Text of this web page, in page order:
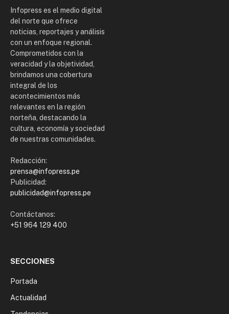
Infopress es el medio digital
del norte que ofrece
noticias, reportajes y análisis
con un enfoque regional.
Comprometidos con la
veracidad y la objetividad,
brindamos una cobertura
integral de los
acontecimientos más
relevantes en la región
norteña, destacando la
cultura, economía y sociedad
de nuestras comunidades.
Redacción:
prensa@infopress.pe
Publicidad:
publicidad@infopress.pe
Contáctanos:
+51 964 129 400
SECCIONES
Portada
Actualidad